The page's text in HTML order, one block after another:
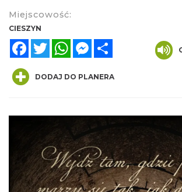
Miejscowość:
CIESZYN
FacebookTwitterWhatsAppMessenger
DODAJ DO PLANERA